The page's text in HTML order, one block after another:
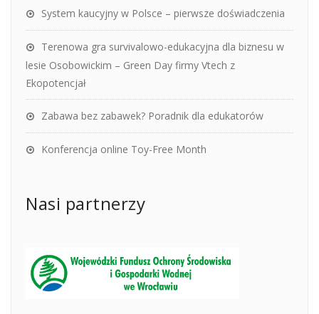
System kaucyjny w Polsce – pierwsze doświadczenia
Terenowa gra survivalowo-edukacyjna dla biznesu w
lesie Osobowickim – Green Day firmy Vtech z
Ekopotencjał
Zabawa bez zabawek? Poradnik dla edukatorów
Konferencja online Toy-Free Month
Nasi partnerzy